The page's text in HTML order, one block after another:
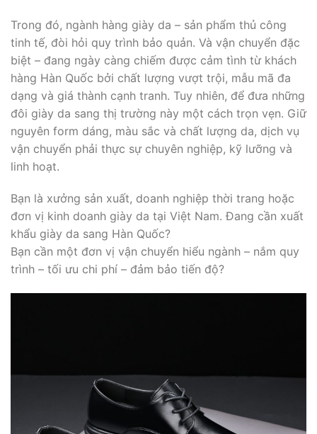
Trong đó, ngành hàng giày da – sản phẩm thủ công
tinh tế, đòi hỏi quy trình bảo quản. Và vận chuyển đặc
biệt – đang ngày càng chiếm được cảm tình từ khách
hàng Hàn Quốc bởi chất lượng vượt trội, mẫu mã đa
dạng và giá thành cạnh tranh. Tuy nhiên, để đưa những
đôi giày da sang thị trường này một cách trọn vẹn. Giữ
nguyên form dáng, màu sắc và chất lượng da, dịch vụ
vận chuyển phải thực sự chuyên nghiệp, kỹ lưỡng và
linh hoạt.
Bạn là xưởng sản xuất, doanh nghiệp thời trang hoặc
đơn vị kinh doanh giày da tại Việt Nam. Đang cần xuất
khẩu giày da sang Hàn Quốc?
Bạn cần một đơn vị vận chuyển hiểu ngành – nắm quy
trình – tối ưu chi phí – đảm bảo tiến độ?